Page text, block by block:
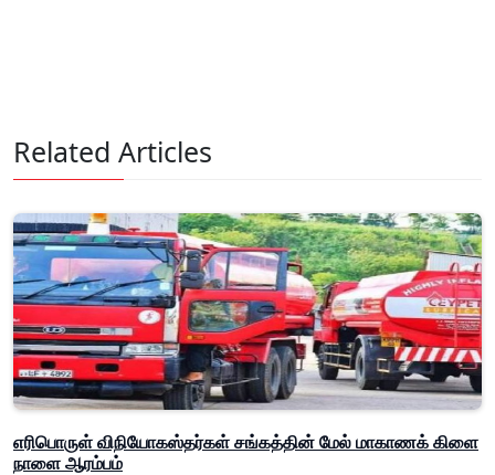
Related Articles
எரிபொருள் விநியோகஸ்தர்கள் சங்கத்தின் மேல் மாகாணக் கிளை
நாளை ஆரம்பம்